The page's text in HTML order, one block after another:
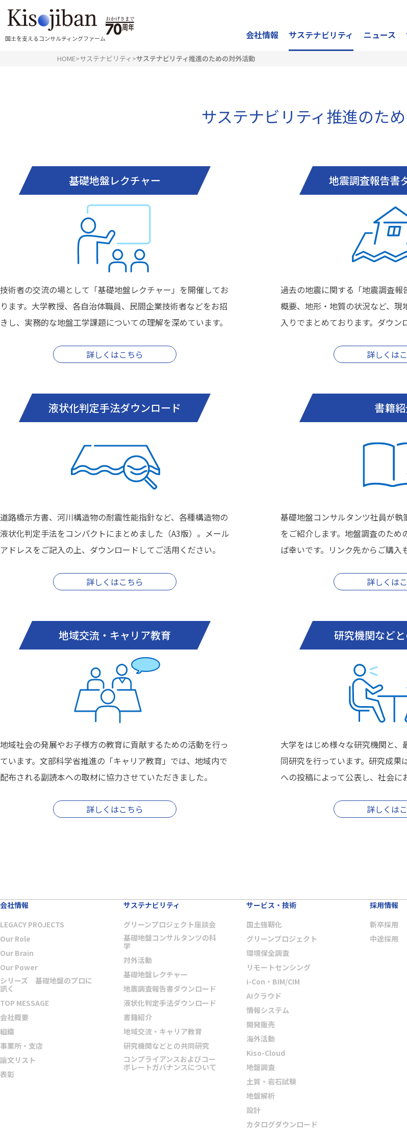
国土を支えるコンサルティングファーム 会社情報 サステナビリティ ニュース
HOME>サステナビリティ >サステナビリティ推進のための対外活動
サステナビリティ推進のた
基礎地盤レクチャー
技術者の交流の場として「基礎地盤レクチャー」を開催してお
ります。大学教授、各自治体職員、民間企業技術者などをお招
きし、実務的な地盤工学課題についての理解を深めています。
詳しくはこちら
地震調査報告書
過去の地震に関する「地震調査報
概要、地形・地質の状況など、
入りでまとめております。ダウン
詳しくは
液状化判定手法ダウンロード
道路橋示方書、河川構造物の耐震性能指針など、各種構造物の
液状化判定手法をコンパクトにまとめました（A3版）。メール
アドレスをご記入の上、ダウンロードしてご活用ください。
詳しくはこちら
書籍
基礎地盤コンサルタンツ社員が
をご紹介します。地盤調査のた
ば幸いです。リンク先からご購入
詳しくは
地域交流・キャリア教育
地域社会の発展やお子様方の教育に貢献するための活動を行っ
ています。文部科学省推進の「キャリア教育」では、地域内で
配布される副読本への取材に協力させていただきました。
詳しくはこちら
研究機関など
大学をはじめ様々な研究機関と
同研究を行っています。研究成果
への投稿によって公表し、社会に
詳しくは
会社情報
LEGACY PROJECTS
Our Role
Our Brain
Our Power
シリーズ 基礎地盤のプロに
訊く
TOP MESSAGE
会社概要
組織
事業所・支店
論文リスト
表彰
サステナビリティ
グリーンプロジェクト座談会
基礎地盤コンサルタンツの科
学
対外活動
基礎地盤レクチャー
地震調査報告書ダウンロード
液状化判定手法ダウンロード
書籍紹介
地域交流・キャリア教育
研究機関などとの共同研究
コンプライアンスおよびコー
ポレートガバナンスについて
サービス・技術
国土強靭化
グリーンプロジェクト
環境保全調査
リモートセンシング
i-Con・BIM/CIM
AIクラウド
情報システム
開発販売
海外活動
Kiso-Cloud
地盤調査
土質・岩石試験
地盤解析
設計
カタログダウンロード
採用情報
新卒採用
中途採用